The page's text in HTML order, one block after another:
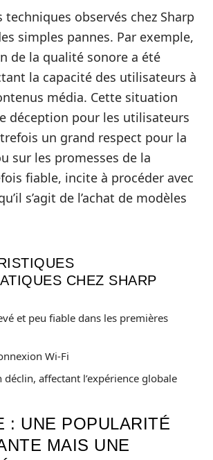
techniques observés chez Sharp
simples pannes. Par exemple,
de la qualité sonore a été
la capacité des utilisateurs à
média. Cette situation
déception pour les utilisateurs
un grand respect pour la
sur les promesses de la
fiable, incite à procéder avec
s’agit de l’achat de modèles
CHEZ SHARP
et peu fiable dans les premières
Wi-Fi
affectant l’expérience globale
: UNE POPULARITÉ
MAIS UNE